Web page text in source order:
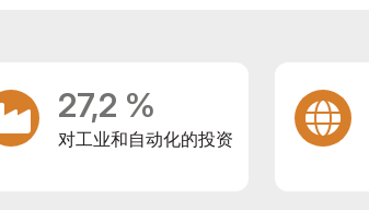
27,2 %
对工业和自动化的投资